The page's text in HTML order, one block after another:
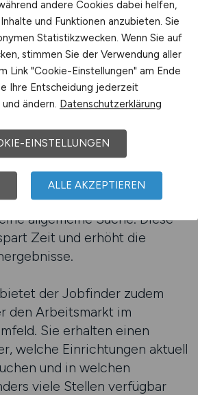
Jobsuche besonders
es, die Suche nach
auszurichten.
gezielt nach medizinischen
und weitere Faktoren wie
berücksichtigen.
eine Auswahl an
die den eigenen
Vorstellungen deutlich
allgemeine Suche. Diese
Zeit und erhöht die
der Jobfinder zudem
den Arbeitsmarkt im
Sie erhalten einen
welche Einrichtungen aktuell
und in welchen
viele Stellen verfügbar
andere Cookies dabei helfen,
und Funktionen anzubieten. Sie
Statistikzwecken. Wenn Sie auf
stimmen Sie der Verwendung aller
Link "Cookie-Einstellungen" am Ende
Ihre Entscheidung jederzeit
ändern. Datenschutzerklärung
EINSTELLUNGEN
ALLE AKZEPTIEREN